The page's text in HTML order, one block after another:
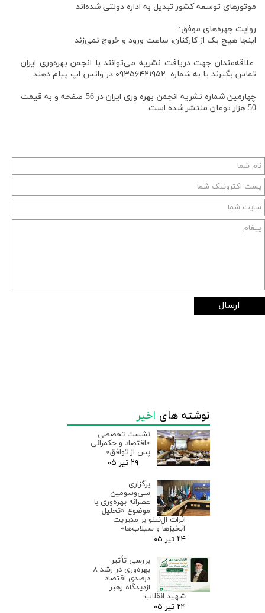
موتورهای توسعه کشور تبدیل به اداره دولتی شده‌اند
روایت چهره‌های موفق:
اینجا هیچ یک از کارکنان، ساعت ورود و خروج نمی‌زند
علاقه‌مندان جهت دریافت نشریه می‌توانند با انجمن بهره‌وری ایران
تماس بگیرند یا به شماره ۰۹۳۵۶۴۲۱۹۵۲ در واتس اپ پیام دهند.
چهارمین شماره نشریه انجمن بهره وری ایران در 56 صفحه و به قیمت
50 هزار تومان منتشر شده است.
ارسال
نوشته های اخیر
نشست تخصصی
«اقتصاد و حکمرانی
پس از توافق»
۲۹ تیر ۰۵
برگزاری
سی‌وسومین
عصرانه بهره‌وری با
موضوع «تحلیل
اثرات ال‌نینو بر مدیریت
آبخیزها و سیلاب‌ها»
۲۴ تیر ۰۵
بررسی تأثیر
بهره‌وری در رشد ۸
درصدی اقتصاد
ازدیدگاه رهبر
شهید انقلاب
۲۴ تیر ۰۵